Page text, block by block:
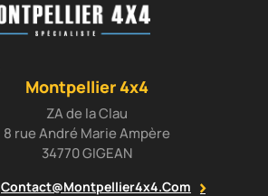
Montpellier 4x4
ZA de la Clau
8 rue André Marie Ampère
34770 GIGEAN
Contact@montpellier4x4.com